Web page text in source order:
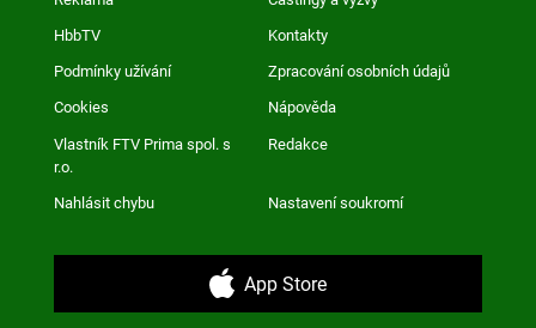
HbbTV Kontakty
Podmínky užívání Zpracování osobních údajů
Cookies Nápověda
Vlastník FTV Prima spol. s
r.o.
Redakce
Nahlásit chybu Nastavení soukromí
App Store